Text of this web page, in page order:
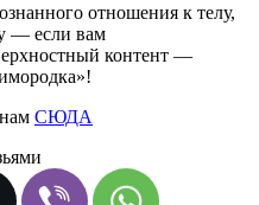
отношения к телу,
— если вам
контент —
СЮДА